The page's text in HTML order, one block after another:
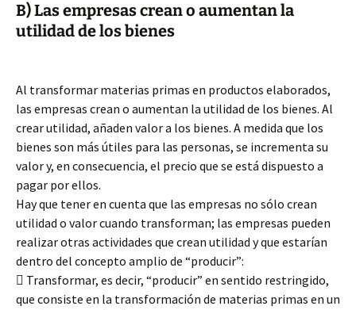
B) Las empresas crean o aumentan la
utilidad de los bienes
Al transformar materias primas en productos elaborados,
las empresas crean o aumentan la utilidad de los bienes. Al
crear utilidad, añaden valor a los bienes. A medida que los
bienes son más útiles para las personas, se incrementa su
valor y, en consecuencia, el precio que se está dispuesto a
pagar por ellos.
Hay que tener en cuenta que las empresas no sólo crean
utilidad o valor cuando transforman; las empresas pueden
realizar otras actividades que crean utilidad y que estarían
dentro del concepto amplio de “producir”:
 Transformar, es decir, “producir” en sentido restringido,
que consiste en la transformación de materias primas en un